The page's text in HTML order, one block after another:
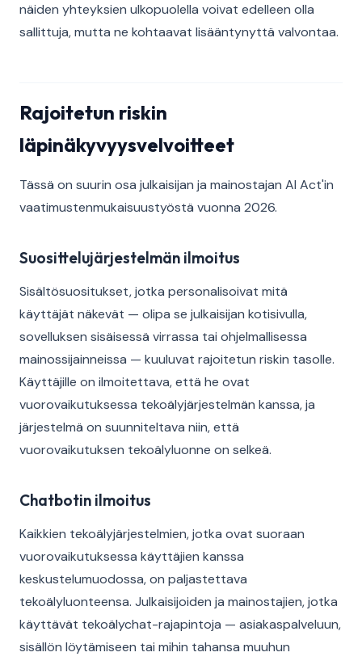
näiden yhteyksien ulkopuolella voivat edelleen olla
sallittuja, mutta ne kohtaavat lisääntynyttä valvontaa.
Rajoitetun riskin
läpinäkyvyysvelvoitteet
Tässä on suurin osa julkaisijan ja mainostajan AI Act'in
vaatimustenmukaisuustyöstä vuonna 2026.
Suosittelujärjestelmän ilmoitus
Sisältösuositukset, jotka personalisoivat mitä
käyttäjät näkevät — olipa se julkaisijan kotisivulla,
sovelluksen sisäisessä virrassa tai ohjelmallisessa
mainossijainneissa — kuuluvat rajoitetun riskin tasolle.
Käyttäjille on ilmoitettava, että he ovat
vuorovaikutuksessa tekoälyjärjestelmän kanssa, ja
järjestelmä on suunniteltava niin, että
vuorovaikutuksen tekoälyluonne on selkeä.
Chatbotin ilmoitus
Kaikkien tekoälyjärjestelmien, jotka ovat suoraan
vuorovaikutuksessa käyttäjien kanssa
keskustelumuodossa, on paljastettava
tekoälyluonteensa. Julkaisijoiden ja mainostajien, jotka
käyttävät tekoälychat-rajapintoja — asiakaspalveluun,
sisällön löytämiseen tai mihin tahansa muuhun